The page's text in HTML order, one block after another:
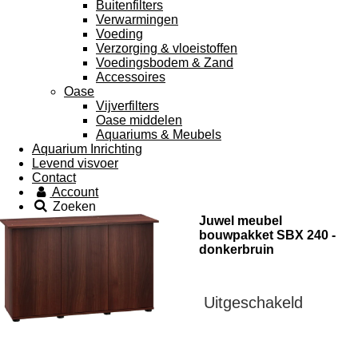
Buitenfilters
Verwarmingen
Voeding
Verzorging & vloeistoffen
Voedingsbodem & Zand
Accessoires
Oase
Vijverfilters
Oase middelen
Aquariums & Meubels
Aquarium Inrichting
Levend visvoer
Contact
Account
Zoeken
Juwel meubel
bouwpakket SBX 240 -
donkerbruin
Uitgeschakeld